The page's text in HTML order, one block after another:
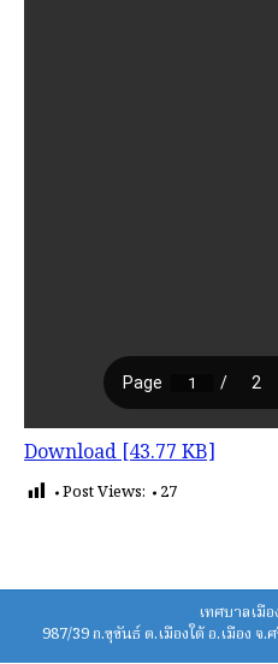
Download [43.77 KB]
Post Views: 27
เทศบาลเมื
987/39 ถ.ขุขันธ์ ต.เมืองใต้ อ.เมือง จ